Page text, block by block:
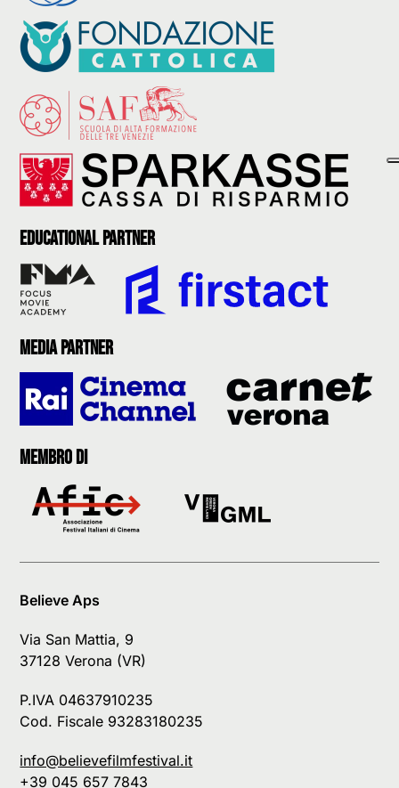
Educational partner
Media partner
Membro di
Believe Aps
Via San Mattia, 9
37128 Verona (VR)
P.IVA 04637910235
Cod. Fiscale 93283180235
info@believefilmfestival.it
+39 045 657 7843